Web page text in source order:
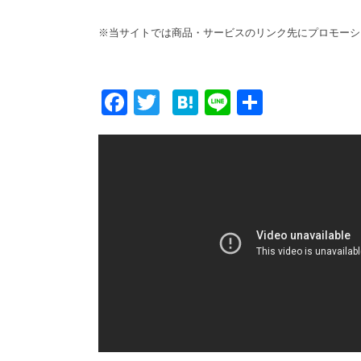
※当サイトでは商品・サービスのリンク先にプロモーシ
F
ac
T
w
H
at
Li
n 有